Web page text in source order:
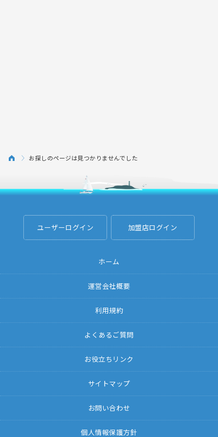
お探しのページは見つかりませんでした
ユーザーログイン 加盟店ログイン
ホーム
運営会社概要
利用規約
よくあるご質問
お役立ちリンク
サイトマップ
お問い合わせ
個人情報保護方針